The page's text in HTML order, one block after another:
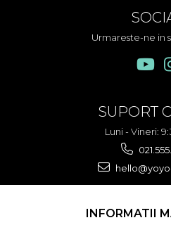
Urmareste-ne in
SUPORT
Luni - Vineri:
INFORMATII